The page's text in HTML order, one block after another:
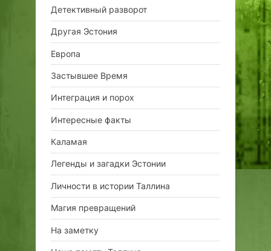
Детективный разворот
Другая Эстония
Европа
Застывшее Время
Интеграция и порох
Интересные факты
Каламая
Легенды и загадки Эстонии
Личности в истории Таллина
Магия превращений
На заметку